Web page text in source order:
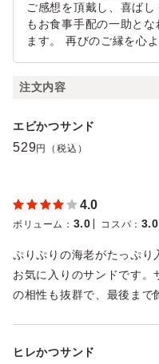
ご感想を頂戴し、喜ば
もお食事手配の一助と
ます。 再びのご縁を心
注文内容
エビかつサンド
529円（税込）
4.0
ボリューム ： 3.0 コスパ ： 3.0
ぷりぷりの海老がたっぷり
お気に入りのサンドです。
の相性も抜群で、最後まで
ヒレかつサンド